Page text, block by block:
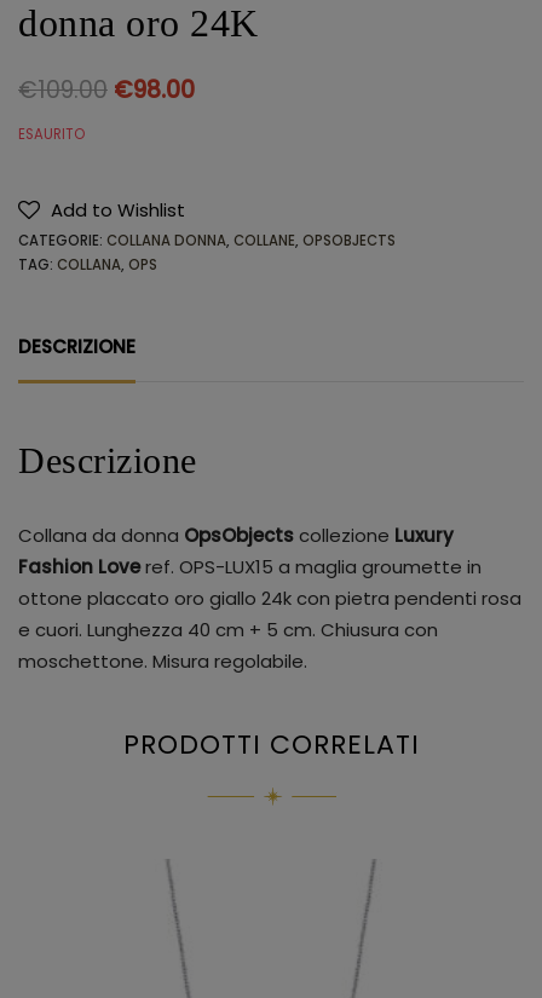
donna oro 24K
€109.00 €98.00
ESAURITO
Add to Wishlist
CATEGORIE: COLLANA DONNA, COLLANE, OPSOBJECTS
TAG: COLLANA, OPS
DESCRIZIONE
Descrizione
Collana da donna OpsObjectscollezione Luxury
Fashion Loveref. OPS-LUX15 a maglia groumette in
ottone placcato oro giallo 24k con pietra pendenti rosa
e cuori. Lunghezza 40 cm + 5 cm. Chiusura con
moschettone. Misura regolabile.
PRODOTTI CORRELATI